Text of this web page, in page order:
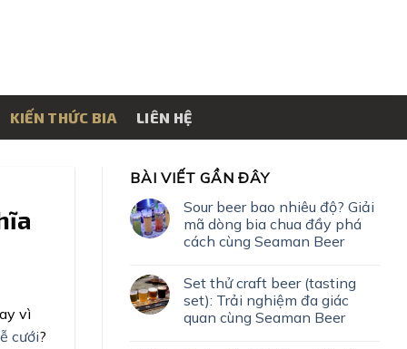
KIẾN THỨC BIA LIÊN HỆ
vì
cưới?
BÀI VIẾT GẦN ĐÂY
Sour beer bao nhiêu độ? Giải
mã dòng bia chua đầy phá
cách cùng Seaman Beer
Set thử craft beer (tasting
set): Trải nghiệm đa giác
quan cùng Seaman Beer